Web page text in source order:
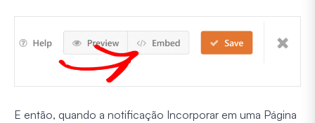
E então, quando a notificação Incorporar em uma Página